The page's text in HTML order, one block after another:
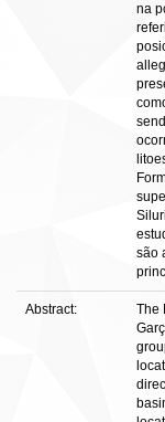
na
são
Abstract:
The